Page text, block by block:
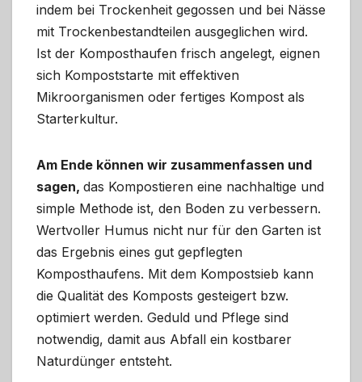
indem bei Trockenheit gegossen und bei Nässe
mit Trockenbestandteilen ausgeglichen wird.
Ist der Komposthaufen frisch angelegt, eignen
sich Kompoststarte mit effektiven
Mikroorganismen oder fertiges Kompost als
Starterkultur.
Am Ende können wir zusammenfassen und
sagen, das Kompostieren eine nachhaltige und
simple Methode ist, den Boden zu verbessern.
Wertvoller Humus nicht nur für den Garten ist
das Ergebnis eines gut gepflegten
Komposthaufens. Mit dem Kompostsieb kann
die Qualität des Komposts gesteigert bzw.
optimiert werden. Geduld und Pflege sind
notwendig, damit aus Abfall ein kostbarer
Naturdünger entsteht.